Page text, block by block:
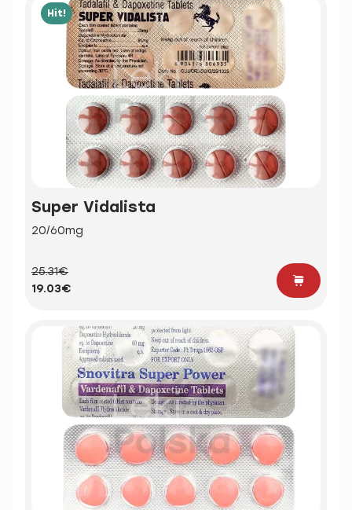
Hit!
Super Vidalista
20/60mg
25.31€
19.03€